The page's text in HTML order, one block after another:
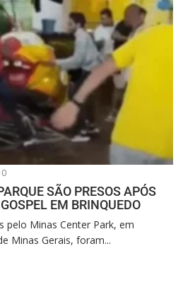
0
SÃO PRESOS APÓS
EM BRINQUEDO
pelo Minas Center Park, em
Minas Gerais, foram...